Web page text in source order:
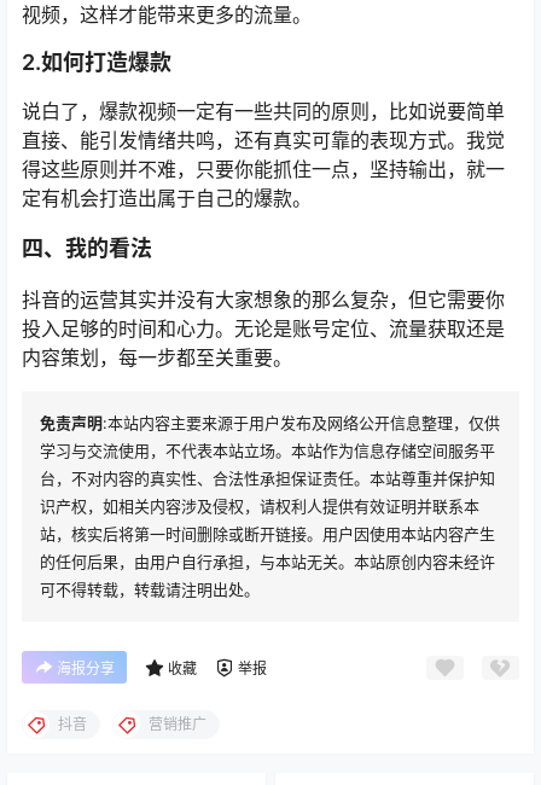
视频，这样才能带来更多的流量。
2.如何打造爆款
说白了，爆款视频一定有一些共同的原则，比如说要简单
直接、能引发情绪共鸣，还有真实可靠的表现方式。我觉
得这些原则并不难，只要你能抓住一点，坚持输出，就一
定有机会打造出属于自己的爆款。
四、 我的看法
抖音的运营其实并没有大家想象的那么复杂，但它需要你
投入足够的时间和心力。无论是账号定位、流量获取还是
内容策划，每一步都至关重要。
免责声明:本站内容主要来源于用户发布及网络公开信息整理，仅供
学习与交流使用，不代表本站立场。本站作为信息存储空间服务平
台，不对内容的真实性、合法性承担保证责任。本站尊重并保护知
识产权，如相关内容涉及侵权，请权利人提供有效证明并联系本
站，核实后将第一时间删除或断开链接。用户因使用本站内容产生
的任何后果，由用户自行承担，与本站无关。本站原创内容未经许
可不得转载，转载请注明出处。
海报分享 收藏 举报
抖音 营销推广